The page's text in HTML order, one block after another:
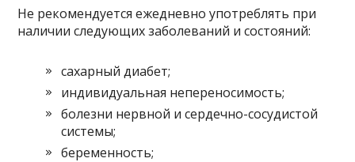
Не рекомендуется ежедневно употреблять при
наличии следующих заболеваний и состояний:
сахарный диабет;
индивидуальная непереносимость;
болезни нервной и сердечно-сосудистой
системы;
беременность;